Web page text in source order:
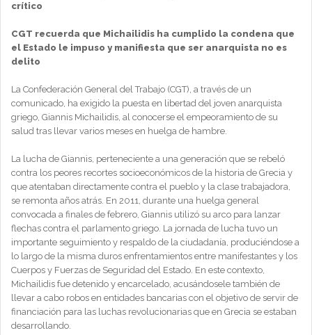
crítico
CGT recuerda que Michailidis ha cumplido la condena que
el Estado le impuso y manifiesta que ser anarquista no es
delito
La Confederación General del Trabajo (CGT), a través de un
comunicado, ha exigido la puesta en libertad del joven anarquista
griego, Giannis Michailidis, al conocerse el empeoramiento de su
salud tras llevar varios meses en huelga de hambre.
La lucha de Giannis, perteneciente a una generación que se rebeló
contra los peores recortes socioeconómicos de la historia de Grecia y
que atentaban directamente contra el pueblo y la clase trabajadora,
se remonta años atrás. En 2011, durante una huelga general
convocada a finales de febrero, Giannis utilizó su arco para lanzar
flechas contra el parlamento griego. La jornada de lucha tuvo un
importante seguimiento y respaldo de la ciudadanía, produciéndose a
lo largo de la misma duros enfrentamientos entre manifestantes y los
Cuerpos y Fuerzas de Seguridad del Estado. En este contexto,
Michailidis fue detenido y encarcelado, acusándosele también de
llevar a cabo robos en entidades bancarias con el objetivo de servir de
financiación para las luchas revolucionarias que en Grecia se estaban
desarrollando.